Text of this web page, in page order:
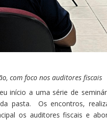
com foco nos auditores fiscais
início a uma série de
pasta. Os encontros,
os auditores fiscais e